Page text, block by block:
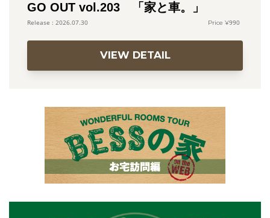
GO OUT vol.203 「家と車。」
2026.07.30 990
VIEW DETAIL